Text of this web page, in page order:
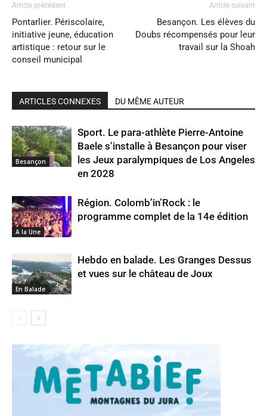
Article précédent
Pontarlier. Périscolaire,
initiative jeune, éducation
artistique : retour sur le
conseil municipal
Article suivant
Besançon. Les élèves du
Doubs récompensés pour leur
travail sur la Shoah
ARTICLES CONNEXES DU MÊME AUTEUR
Besançon
Sport. Le para-athlète Pierre-Antoine
Baele s’installe à Besançon pour viser
les Jeux paralympiques de Los Angeles
en 2028
A la Une
Région. Colomb’in’Rock : le
programme complet de la 14e édition
En Balade
Hebdo en balade. Les Granges Dessus
et vues sur le château de Joux